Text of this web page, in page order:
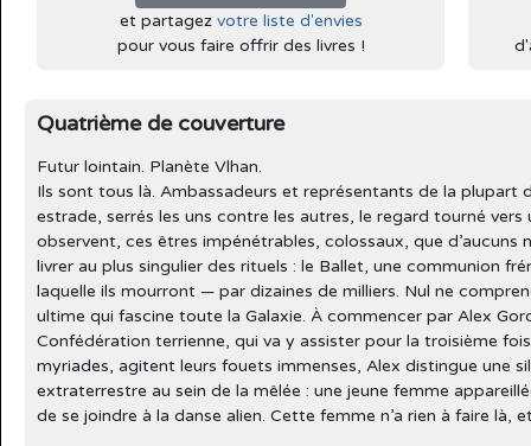
et partagez votre liste d'envies
pour vous faire offrir des livres !
Quatrième de couverture
Futur lointain. Planète Vlhan.
Ils sont tous là. Ambassadeurs et représentants de la plupart
estrade, serrés les uns contre les autres, le regard tourné vers
observent, ces êtres impénétrables, colossaux, que
livrer au plus singulier des rituels : le Ballet, une communion
laquelle ils mourront — par dizaines de milliers. Nul ne
ultime qui fascine toute la Galaxie. À commencer par Alex
Confédération terrienne, qui va y assister pour la troisième
myriades, agitent leurs fouets immenses, Alex distingue une
extraterrestre au sein de la mêlée : une jeune femme
de se joindre à la danse alien. Cette femme n’a rien à faire là,